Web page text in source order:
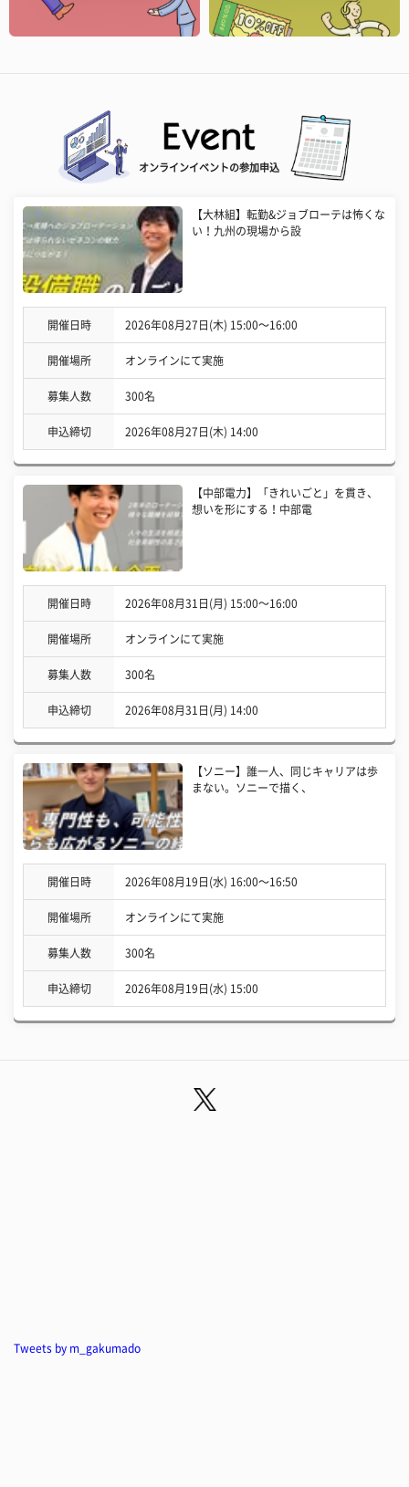
オンラインイベントの参加申込
【大林組】転勤&ジョブローテは怖くな
い！九州の現場から設
開催日時 2026年08月27日(木) 15:00〜16:00
開催場所 オンラインにて実施
募集人数 300名
申込締切 2026年08月27日(木) 14:00
【中部電力】「きれいごと」を貫き、
想いを形にする！中部電
開催日時 2026年08月31日(月) 15:00〜16:00
開催場所 オンラインにて実施
募集人数 300名
申込締切 2026年08月31日(月) 14:00
【ソニー】誰一人、同じキャリアは歩
まない。ソニーで描く、
開催日時 2026年08月19日(水) 16:00〜16:50
開催場所 オンラインにて実施
募集人数 300名
申込締切 2026年08月19日(水) 15:00
Tweets by m_gakumado